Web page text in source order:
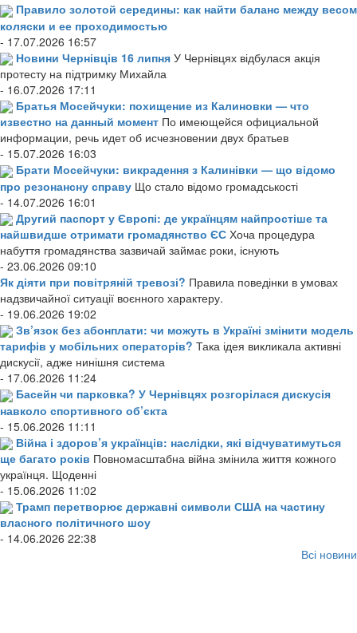
Правило золотой середины: как найти баланс между весом
коляски и ее проходимостью
- 17.07.2026 16:57
Новини Чернівців 16 липня У Чернівцях відбулася акція
протесту на підтримку Михайла
- 16.07.2026 17:11
Братья Мосейчуки: похищение из Калиновки — что
известно на данный момент По имеющейся официальной
информации, речь идет об исчезновении двух братьев
- 15.07.2026 16:03
Брати Мосейчуки: викрадення з Калинівки — що відомо
про резонансну справу Що стало відомо громадськості
- 14.07.2026 16:01
Другий паспорт у Європі: де українцям найпростіше та
найшвидше отримати громадянство ЄС Хоча процедура
набуття громадянства зазвичай займає роки, існують
- 23.06.2026 09:10
Як діяти при повітряній тревозі? Правила поведінки в умовах
надзвичайної ситуації воєнного характеру.
- 19.06.2026 19:02
Зв’язок без абонплати: чи можуть в Україні змінити модель
тарифів у мобільних операторів? Така ідея викликала активні
дискусії, адже нинішня система
- 17.06.2026 11:24
Басейн чи парковка? У Чернівцях розгорілася дискусія
навколо спортивного об’єкта
- 15.06.2026 11:11
Війна і здоров’я українців: наслідки, які відчуватимуться
ще багато років Повномасштабна війна змінила життя кожного
українця. Щоденні
- 15.06.2026 11:02
Трамп перетворює державні символи США на частину
власного політичного шоу
- 14.06.2026 22:38
Всі новини